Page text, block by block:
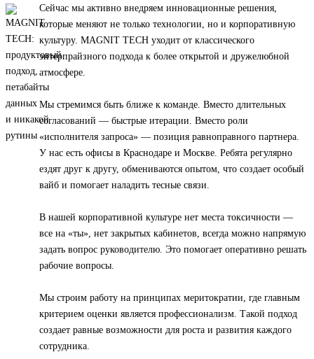
Сейчас мы активно внедряем инновационные решения,
которые меняют не только технологии, но и корпоративную
культуру. MAGNIT TECH уходит от классического
энтерпрайзного подхода к более открытой и дружелюбной
атмосфере.
Мы стремимся быть ближе к команде. Вместо длительных
согласований — быстрые итерации. Вместо роли
«исполнителя запроса» — позиция равноправного партнера.
У нас есть офисы в Краснодаре и Москве. Ребята регулярно
ездят друг к другу, обмениваются опытом, что создает особый
вайб и помогает наладить тесные связи.
В нашей корпоративной культуре нет места токсичности —
все на «ты», нет закрытых кабинетов, всегда можно напрямую
задать вопрос руководителю. Это помогает оперативно решать
рабочие вопросы.
Мы строим работу на принципах меритократии, где главным
критерием оценки является профессионализм. Такой подход
создает равные возможности для роста и развития каждого
сотрудника.